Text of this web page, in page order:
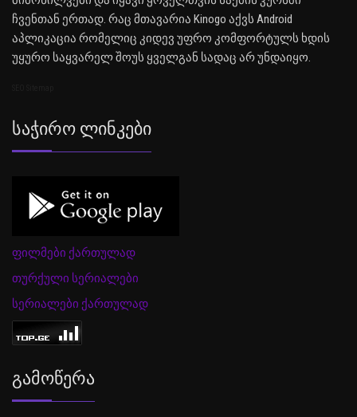
ჩვენთან ერთად. რაც მთავარია Kinogo აქვს Android
აპლიკაცია რომელიც კიდევ უფრო კომფორტულს ხდის
უყურო საყვარელ შოუს ყველგან სადაც არ უნდაიყო.
Საჭირო Ლინკები
ფილმები ქართულად
თურქული სერიალები
სერიალები ქართულად
Გამოწერა